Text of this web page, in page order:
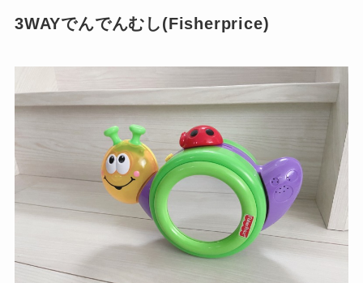
3WAYでんでんむし(Fisherprice)